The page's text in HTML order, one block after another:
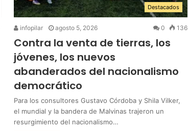
Destacados
infopilar agosto 5, 2026 0 136
Contra la venta de tierras, los
jóvenes, los nuevos
abanderados del nacionalismo
democrático
Para los consultores Gustavo Córdoba y Shila Vilker,
el mundial y la bandera de Malvinas trajeron un
resurgimiento del nacionalismo…